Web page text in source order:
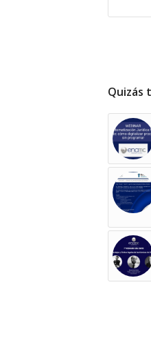
Quizás